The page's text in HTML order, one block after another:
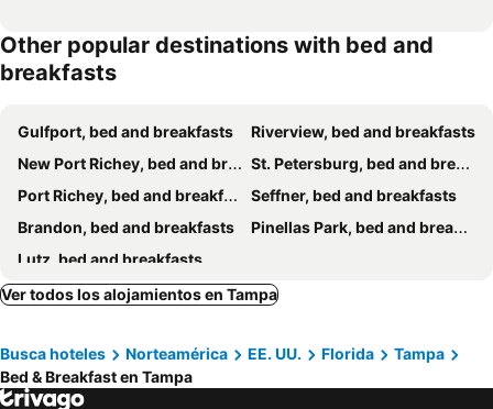
Other popular destinations with bed and
breakfasts
Gulfport, bed and breakfasts
Riverview, bed and breakfasts
New Port Richey, bed and breakfasts
St. Petersburg, bed and breakfasts
Port Richey, bed and breakfasts
Seffner, bed and breakfasts
Brandon, bed and breakfasts
Pinellas Park, bed and breakfasts
Lutz, bed and breakfasts
Ver todos los alojamientos en Tampa
Busca hoteles Norteamérica EE. UU. Florida
Tampa
Bed & Breakfast en Tampa